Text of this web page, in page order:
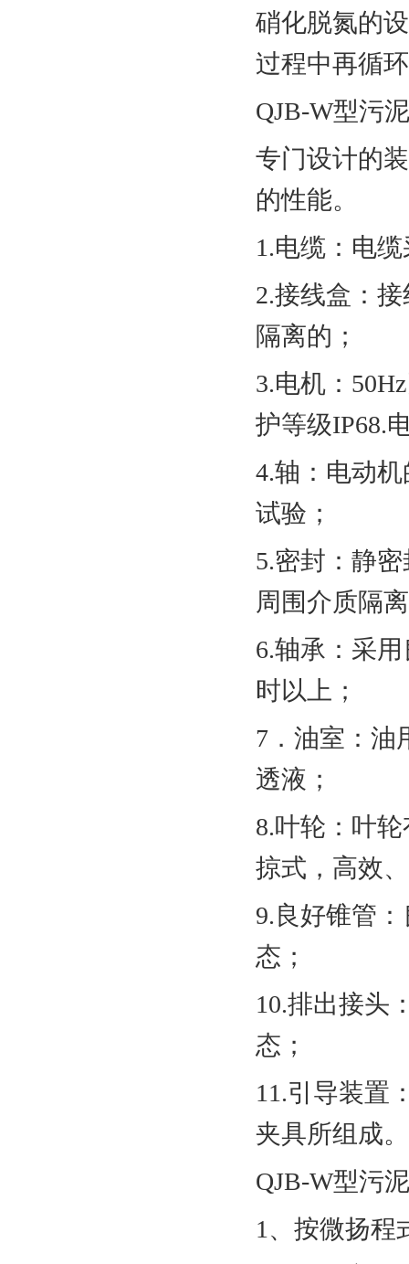
硝化脱氮的
过程中再循
QJB-W型污
专门设计的
的性能。
1.电缆：电
2.接线盒：
隔离的；
3.电机：
护等级IP68.
4.轴：电动
试验；
5.密封：静
周围介质隔
6.轴承：采
时以上；
7．油室：油
透液；
8.叶轮：叶
掠式，高效
9.良好锥管
态；
10.排出接头
态；
11.引导装置
夹具所组成
QJB-W型污
1、按微扬程